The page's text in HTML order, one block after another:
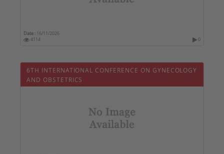
Date : 16/11/2026
4114
0
6TH INTERNATIONAL CONFERENCE ON GYNECOLOGY
AND OBSTETRICS